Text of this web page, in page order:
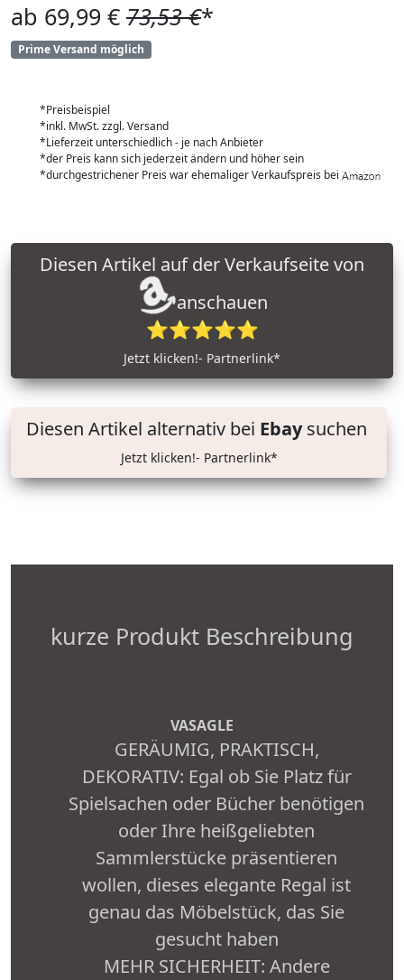
ab 69,99 € 73,53 €*
Prime Versand möglich
*Preisbeispiel
*inkl. MwSt. zzgl. Versand
*Lieferzeit unterschiedlich - je nach Anbieter
*der Preis kann sich jederzeit ändern und höher sein
*durchgestrichener Preis war ehemaliger Verkaufspreis bei
anschauen
⭐⭐⭐⭐⭐
Jetzt klicken!- Partnerlink*
Diesen Artikel alternativ bei Ebaysuchen
Jetzt klicken!- Partnerlink*
kurze Produkt Beschreibung
VASAGLE
GERÄUMIG, PRAKTISCH,
DEKORATIV: Egal ob Sie Platz für
Spielsachen oder Bücher benötigen
oder Ihre heißgeliebten
Sammlerstücke präsentieren
wollen, dieses elegante Regal ist
genau das Möbelstück, das Sie
gesucht haben
MEHR SICHERHEIT: Andere